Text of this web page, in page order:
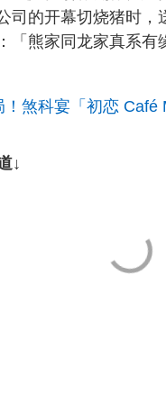
司的开幕切烧猪时
「熊家同龙家真系
！煞科宴「初恋
↓